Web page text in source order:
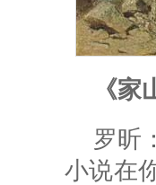
《
罗昕
小说在